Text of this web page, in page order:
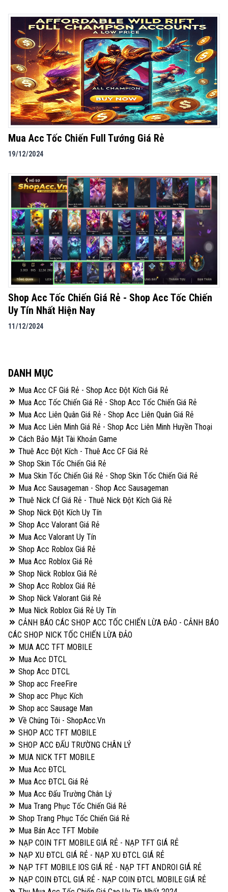
Mua Acc Tốc Chiến Full Tướng Giá Rẻ
19/12/2024
Shop Acc Tốc Chiến Giá Rẻ - Shop Acc Tốc Chiến
Uy Tín Nhất Hiện Nay
11/12/2024
DANH MỤC
Mua Acc CF Giá Rẻ - Shop Acc Đột Kích Giá Rẻ
Mua Acc Tốc Chiến Giá Rẻ - Shop Acc Tốc Chiến Giá Rẻ
Mua Acc Liên Quân Giá Rẻ - Shop Acc Liên Quân Giá Rẻ
Mua Acc Liên Minh Giá Rẻ - Shop Acc Liên Minh Huyền Thoại
Cách Bảo Mật Tài Khoản Game
Thuê Acc Đột Kích - Thuê Acc CF Giá Rẻ
Shop Skin Tốc Chiến Giá Rẻ
Mua Skin Tốc Chiến Giá Rẻ - Shop Skin Tốc Chiến Giá Rẻ
Mua Acc Sausageman - Shop Acc Sausageman
Thuê Nick Cf Giá Rẻ - Thuê Nick Đột Kích Giá Rẻ
Shop Nick Đột Kích Uy Tín
Shop Acc Valorant Giá Rẻ
Mua Acc Valorant Uy Tín
Shop Acc Roblox Giá Rẻ
Mua Acc Roblox Giá Rẻ
Shop Nick Roblox Giá Rẻ
Shop Acc Roblox Giá Rẻ
Shop Nick Valorant Giá Rẻ
Mua Nick Roblox Giá Rẻ Uy Tín
CẢNH BÁO CÁC SHOP ACC TỐC CHIẾN LỪA ĐẢO - CẢNH BÁO
CÁC SHOP NICK TỐC CHIẾN LỪA ĐẢO
MUA ACC TFT MOBILE
Mua Acc DTCL
Shop Acc DTCL
Shop acc FreeFire
Shop acc Phục Kích
Shop acc Sausage Man
Về Chúng Tôi - ShopAcc.Vn
SHOP ACC TFT MOBILE
SHOP ACC ĐẤU TRƯỜNG CHÂN LÝ
MUA NICK TFT MOBILE
Mua Acc ĐTCL
Mua Acc ĐTCL Giá Rẻ
Mua Acc Đấu Trường Chân Lý
Mua Trang Phục Tốc Chiến Giá Rẻ
Shop Trang Phục Tốc Chiến Giá Rẻ
Mua Bán Acc TFT Mobile
NẠP COIN TFT MOBILE GIÁ RẺ - NẠP TFT GIÁ RẺ
NẠP XU ĐTCL GIÁ RẺ - NẠP XU ĐTCL GIÁ RẺ
NẠP TFT MOBILE IOS GIÁ RẺ - NẠP TFT ANDROI GIÁ RẺ
NẠP COIN ĐTCL GIÁ RẺ - NẠP COIN ĐTCL MOBILE GIÁ RẺ